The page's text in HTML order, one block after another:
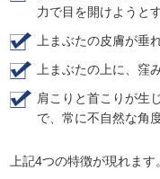
力で目を開けようと
上まぶたの皮膚が垂
上まぶたの上に、窪
肩こりと首こりが生
で、常に不自然な角
上記4つの特徴が現れます